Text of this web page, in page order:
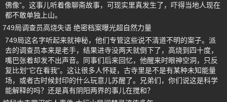
佛像”。这事儿听着像聊斋故事，可现实里真发生了，吓得当地人现在
都不敢单独上山。
749局调查员高烧失语 绝密档案曝光超自然力量
749局这名字听起来就神秘，他们专管这些说不清道不明的案子。派
去的调查员本来是老手，结果进寺没两天就倒下了，高烧到四十度，
嘴巴张着却发不出声音。同事们后来回忆，他醒来时眼神空洞，只反
复比划“它在看我”。这让很多人怀疑，古寺里是不是有某种未知能量
场，或者古时候封印的什么玩意儿苏醒了。兄弟们，你们说这是科学
能解释的吗？还是真有阴阳两界的事儿在搅和？